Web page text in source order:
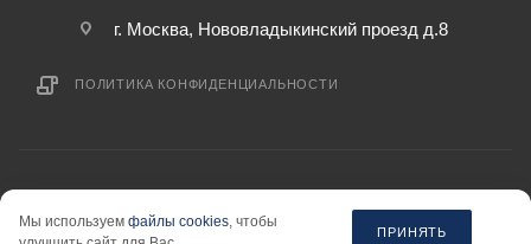
г. Москва, Нововладыкинский проезд д.8
ПОЛИТИКА КОНФИДЕНЦИАЛЬНОСТИ
информация на сайте «sit-sigma.ru» не является публичной офертой.
Мы используем файлы cookies, чтобы
ПРИНЯТЬ